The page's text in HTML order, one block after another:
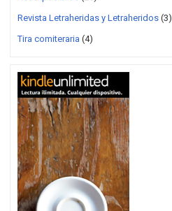
Revista Letraheridas y Letraheridos (3)
Tira comiteraria (4)